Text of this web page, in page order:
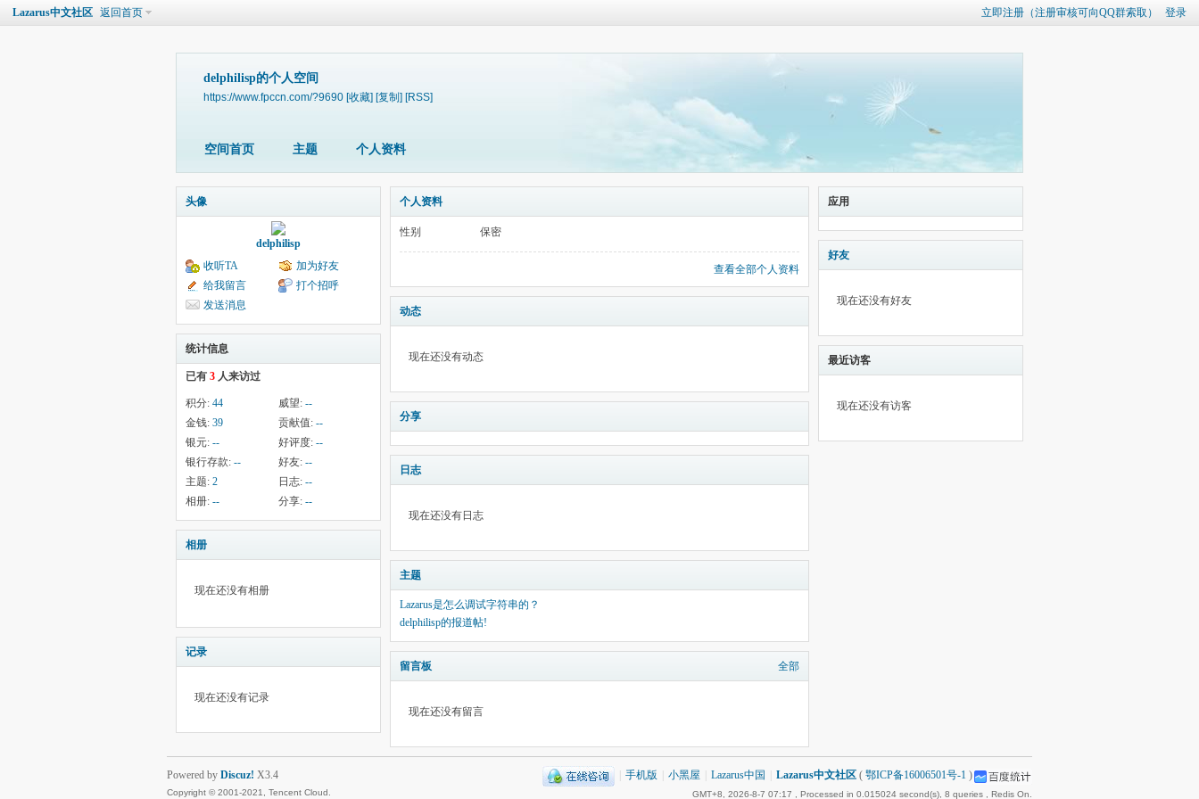
立即注册（注册审核可向QQ群索取） 登录
Lazarus中文社区 返回首页
delphilisp的个人空间
https://www.fpccn.com/?9690 [收藏] [复制] [RSS]
空间首页 主题 个人资料
头像
delphilisp
收听TA
加为好友
给我留言
打个招呼
发送消息
统计信息
已有 3 人来访过
积分: 44 威望: --
金钱: 39 贡献值: --
银元: -- 好评度: --
银行存款: -- 好友: --
主题: 2 日志: --
相册: -- 分享: --
相册
现在还没有相册
记录
现在还没有记录
个人资料
性别 保密
查看全部个人资料
动态
现在还没有动态
分享
日志
现在还没有日志
主题
Lazarus是怎么调试字符串的？
delphilisp的报道帖!
留言板 全部
现在还没有留言
应用
好友
现在还没有好友
最近访客
现在还没有访客
手机版 小黑屋 Lazarus中国 Lazarus中文社区 ( 鄂ICP备16006501号-1 )
GMT+8, 2026-8-7 07:17 , Processed in 0.015024 second(s), 8 queries , Redis On.
Powered by Discuz! X3.4
Copyright © 2001-2021, Tencent Cloud.